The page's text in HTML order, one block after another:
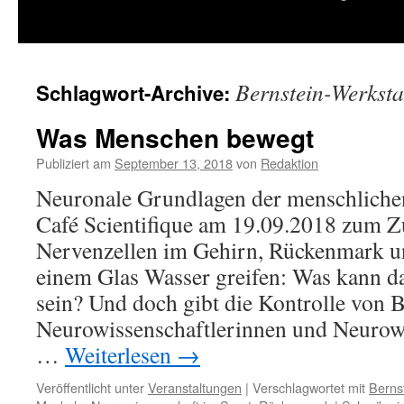
Schlagwort-Archive: Bernstein-
Was Menschen bewegt
Publiziert am September 13, 2018von Redaktion
Neuronale Grundlagen der
Café Scientifique am 19.09.2018 zum
Nervenzellen im Gehirn, Rückenmark
einem Glas Wasser greifen: Was kann
sein? Und doch gibt die Kontrolle von
Neurowissenschaftlerinnen und
… Weiterlesen →
Veröffentlicht unterVeranstaltungen | Verschlagwortet mit